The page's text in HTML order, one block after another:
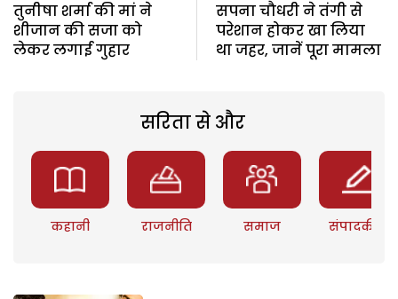
तुनीषा शर्मा की मां ने
शीजान की सजा को
लेकर लगाई गुहार
सपना चौधरी ने तंगी से
परेशान होकर खा लिया
था जहर, जानें पूरा मामला
सरिता से और
कहानी राजनीति समाज संपादकीय